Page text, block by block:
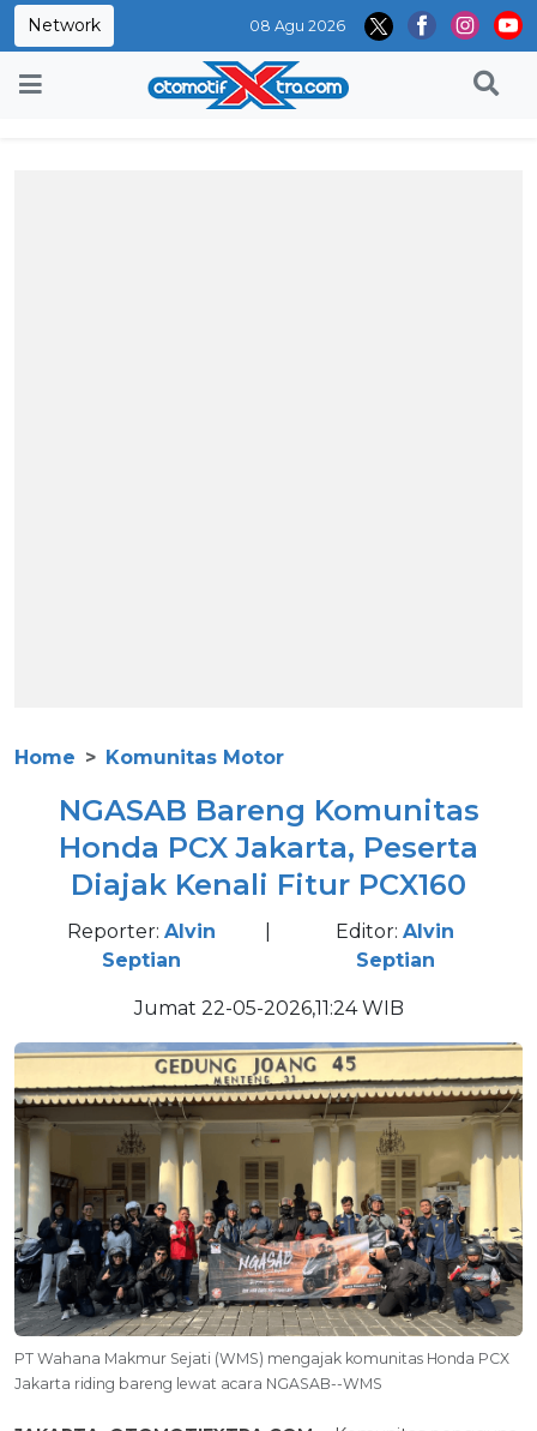
Network 08 Agu 2026
Home Komunitas Motor
NGASAB Bareng Komunitas
Honda PCX Jakarta, Peserta
Diajak Kenali Fitur PCX160
Reporter: Alvin
Septian
Editor:Alvin
Septian
Jumat 22-05-2026,11:24 WIB
PT Wahana Makmur Sejati (WMS) mengajak komunitas Honda PCX
Jakarta riding bareng lewat acara NGASAB--WMS